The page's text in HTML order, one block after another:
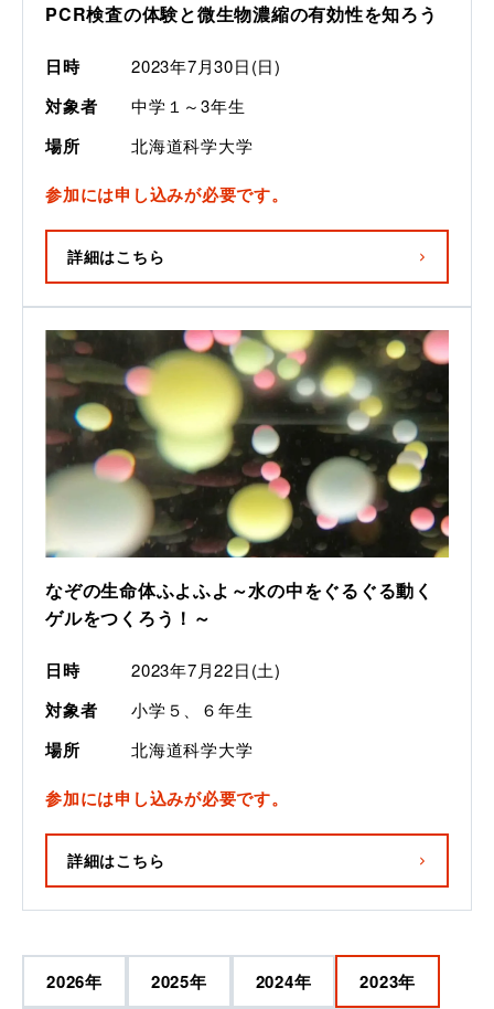
PCR検査の体験と微生物濃縮の有効性を知ろう
日時 2023年7月30日(日)
対象者 中学１～3年生
場所 北海道科学大学
参加には申し込みが必要です。
詳細はこちら
なぞの生命体ふよふよ～水の中をぐるぐる動く
ゲルをつくろう！～
日時 2023年7月22日(土)
対象者 小学５、６年生
場所 北海道科学大学
参加には申し込みが必要です。
詳細はこちら
2026年 2025年 2024年 2023年